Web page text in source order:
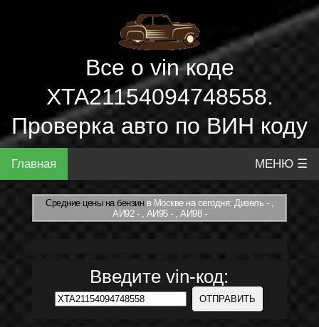
Все о vin коде
XTA21154094748558.
Проверка авто по ВИН коду
Главная МЕНЮ ☰
Средние цены на бензинв Москве на сегодня: Дизель - ,
АИ92 - , АИ95 - , АИ98 -
Введите vin-код: